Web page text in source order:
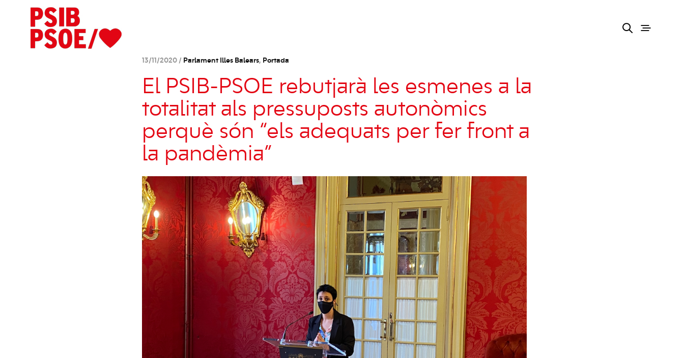
13/11/2020 / Parlament Illes Balears, Portada
El PSIB-PSOE rebutjarà les esmenes a la
totalitat als pressuposts autonòmics
perquè són “els adequats per fer front a
la pandèmia”